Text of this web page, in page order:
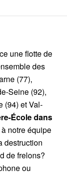
une flotte de
des
(77),
Seine (92),
(94) et Val-
École dans
notre équipe
destruction
de frelons?
ou